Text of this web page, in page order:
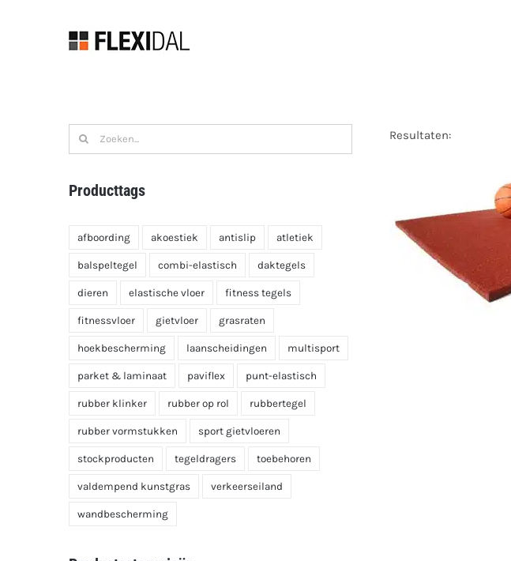
Zoeken
naar:
Producttags
afboording akoestiek antislip atletiek
balspeltegel combi-elastisch daktegels
dieren elastische vloer fitness tegels
fitnessvloer gietvloer grasraten
hoekbescherming laanscheidingen multisport
parket & laminaat paviflex punt-elastisch
rubber klinker rubber op rol rubbertegel
rubber vormstukken sport gietvloeren
stockproducten tegeldragers toebehoren
valdempend kunstgras verkeerseiland
wandbescherming
Resultaten: